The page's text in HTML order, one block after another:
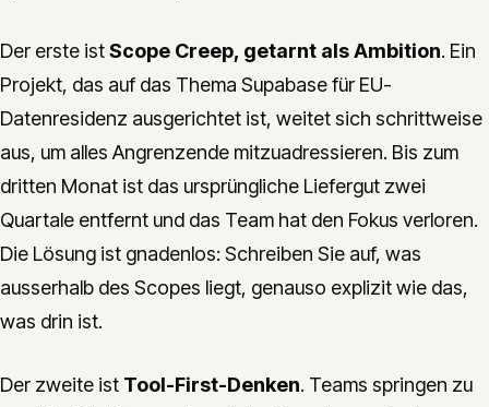
Der erste istScope Creep, getarnt als Ambition. Ein
Projekt, das auf das Thema Supabase für EU-
Datenresidenz ausgerichtet ist, weitet sich schrittweise
aus, um alles Angrenzende mitzuadressieren. Bis zum
dritten Monat ist das ursprüngliche Liefergut zwei
Quartale entfernt und das Team hat den Fokus verloren.
Die Lösung ist gnadenlos: Schreiben Sie auf, was
ausserhalb des Scopes liegt, genauso explizit wie das,
was drin ist.
Der zweite ist Tool-First-Denken. Teams springen zu